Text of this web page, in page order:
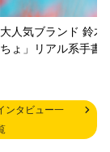
大人気ブランド 鈴木
ちょ」リアル系手書
ンタビュー一